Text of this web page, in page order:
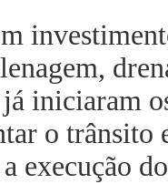
iniciaram
o trânsito
execução